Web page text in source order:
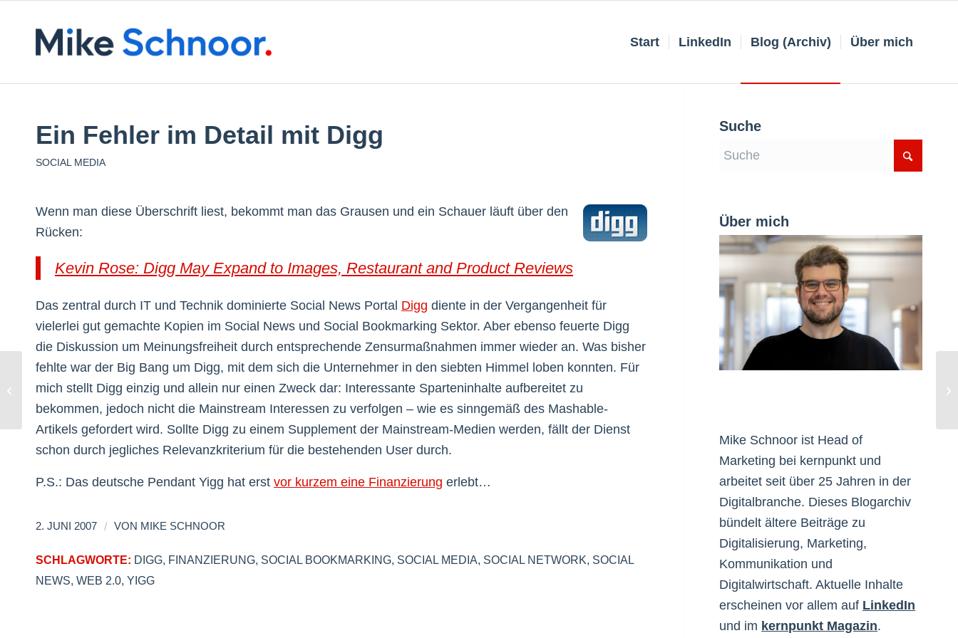
Start LinkedIn Blog (Archiv) Über mich
Ein Fehler im Detail mit Digg
SOCIAL MEDIA
Wenn man diese Überschrift liest, bekommt man das Grausen und ein Schauer läuft über den
Rücken:
Kevin Rose: Digg May Expand to Images, Restaurant and Product Reviews
Das zentral durch IT und Technik dominierte Social News Portal Digg diente in der Vergangenheit für
vielerlei gut gemachte Kopien im Social News und Social Bookmarking Sektor. Aber ebenso feuerte Digg
die Diskussion um Meinungsfreiheit durch entsprechende Zensurmaßnahmen immer wieder an. Was bisher
fehlte war der Big Bang um Digg, mit dem sich die Unternehmer in den siebten Himmel loben konnten. Für
mich stellt Digg einzig und allein nur einen Zweck dar: Interessante Sparteninhalte aufbereitet zu
bekommen, jedoch nicht die Mainstream Interessen zu verfolgen – wie es sinngemäß des Mashable-
Artikels gefordert wird. Sollte Digg zu einem Supplement der Mainstream-Medien werden, fällt der Dienst
schon durch jegliches Relevanzkriterium für die bestehenden User durch.
P.S.: Das deutsche Pendant Yigg hat erst vor kurzem eine Finanzierung erlebt…
2. JUNI 2007 / VON MIKE SCHNOOR
SCHLAGWORTE: DIGG, FINANZIERUNG, SOCIAL BOOKMARKING, SOCIAL MEDIA, SOCIAL NETWORK, SOCIAL
NEWS, WEB 2.0, YIGG
Suche
Über mich
Mike Schnoor ist Head of
Marketing bei kernpunkt und
arbeitet seit über 25 Jahren in der
Digitalbranche. Dieses Blogarchiv
bündelt ältere Beiträge zu
Digitalisierung, Marketing,
Kommunikation und
Digitalwirtschaft. Aktuelle Inhalte
erscheinen vor allem auf LinkedIn
und im kernpunkt Magazin.
Copyskandal: Deutschland vs.